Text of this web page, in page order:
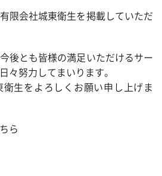
限会社城東衛生を掲載していただ
後とも皆様の満足いただけるサー
々努力してまいります。
生をよろしくお願い申し上げま
ら